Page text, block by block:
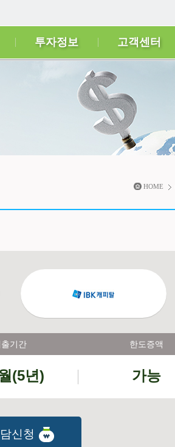
투자정보 고객센터
HOME
기간 한도증액
(5년) 가능
신청